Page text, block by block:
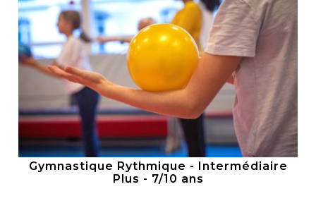
Gymnastique Rythmique - Intermédiaire
Plus - 7/10 ans